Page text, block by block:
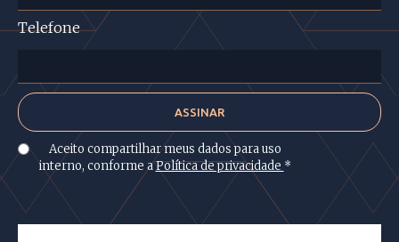
Telefone
Aceito compartilhar meus dados para uso
interno, conforme aPolítica de privacidade *